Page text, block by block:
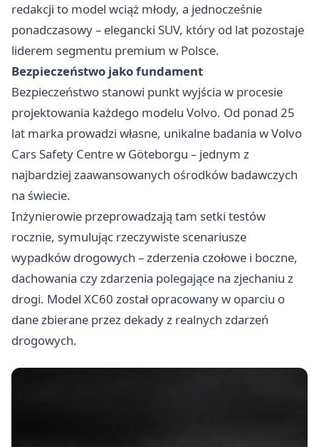
redakcji to model wciąż młody, a jednocześnie
ponadczasowy – elegancki SUV, który od lat pozostaje
liderem segmentu premium w Polsce.
Bezpieczeństwo jako fundament
Bezpieczeństwo stanowi punkt wyjścia w procesie
projektowania każdego modelu Volvo. Od ponad 25
lat marka prowadzi własne, unikalne badania w Volvo
Cars Safety Centre w Göteborgu – jednym z
najbardziej zaawansowanych ośrodków badawczych
na świecie.
Inżynierowie przeprowadzają tam setki testów
rocznie, symulując rzeczywiste scenariusze
wypadków drogowych – zderzenia czołowe i boczne,
dachowania czy zdarzenia polegające na zjechaniu z
drogi. Model XC60 został opracowany w oparciu o
dane zbierane przez dekady z realnych zdarzeń
drogowych.